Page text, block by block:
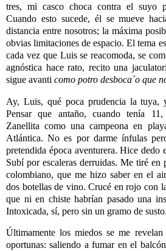
tres, mi casco choca contra el suyo
Cuando esto sucede, él se mueve
distancia entre nosotros; la máxima
obvias limitaciones de espacio. El tema
cada vez que Luis se reacomoda, se
agnóstica hace rato, recito una
sigue avanti como potro desboca´o que
Ay, Luis, qué poca prudencia la tuya,
Pensar que antaño, cuando tenía
Zanellita como una campeona en
Atlántica. No es por darme ínfulas
pretendida época aventurera. Hice dedo
Subí por escaleras derruidas. Me tiré en
colombiano, que me hizo saber en el
dos botellas de vino. Crucé en rojo con
que ni en chiste habrían pasado una
Intoxicada, sí, pero sin un gramo de susto.
Últimamente los miedos se me
oportunas: saliendo a fumar en el